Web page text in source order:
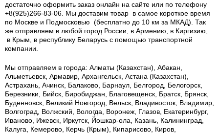
достаточно оформить заказ онлайн на сайте или по телефону
+8(925)266-83-06. Мы доставим товар в самое короткое время
по Москве и Подмосковью (бесплатно до 10 км за МКАД). Так
же отправляем в любой город России, в Армению, в Киргизию,
в Крым, в республику Беларусь с помощью транспортной
компании.
Мы отправляем в города: Алматы (Казахстан), Абакан,
Альметьевск, Армавир, Архангельск, Астана (Казахстан),
Астрахань, Ачинск, Балаково, Барнаул, Белгород, Белогорск,
Березники, Бийск, Биробиджан, Благовещенск, Братск, Брянск,
Буденновск, Великий Новгород, Вельск, Владивосток, Владимир,
Волгоград, Волжский, Вологда, Воронеж, Глазов, Екатеринбург,
Иваново, Ижевск, Иркутск, Йошкар-ола, Казань, Калининград,
Калуга, Кемерово, Керчь (Крым), Кипарисово, Киров,